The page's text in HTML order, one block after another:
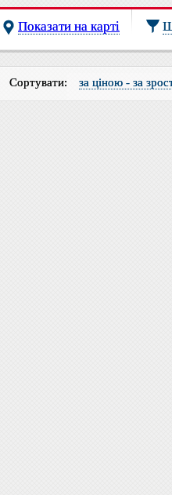
Показати на карті
Сортувати: за ціною - за